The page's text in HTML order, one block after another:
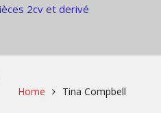
2cv et derivé
Home Tina Compbell